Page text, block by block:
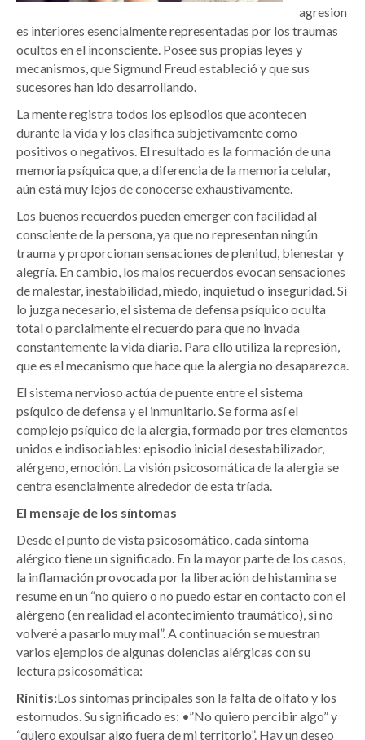
agresion
es interiores esencialmente representadas por los traumas
ocultos en el inconsciente. Posee sus propias leyes y
mecanismos, que Sigmund Freud estableció y que sus
sucesores han ido desarrollando.
La mente registra todos los episodios que acontecen
durante la vida y los clasifica subjetivamente como
positivos o negativos. El resultado es la formación de una
memoria psíquica que, a diferencia de la memoria celular,
aún está muy lejos de conocerse exhaustivamente.
Los buenos recuerdos pueden emerger con facilidad al
consciente de la persona, ya que no representan ningún
trauma y proporcionan sensaciones de plenitud, bienestar y
alegría. En cambio, los malos recuerdos evocan sensaciones
de malestar, inestabilidad, miedo, inquietud o inseguridad. Si
lo juzga necesario, el sistema de defensa psíquico oculta
total o parcialmente el recuerdo para que no invada
constantemente la vida diaria. Para ello utiliza la represión,
que es el mecanismo que hace que la alergia no desaparezca.
El sistema nervioso actúa de puente entre el sistema
psíquico de defensa y el inmunitario. Se forma así el
complejo psíquico de la alergia, formado por tres elementos
unidos e indisociables: episodio inicial desestabilizador,
alérgeno, emoción. La visión psicosomática de la alergia se
centra esencialmente alrededor de esta tríada.
El mensaje de los síntomas
Desde el punto de vista psicosomático, cada síntoma
alérgico tiene un significado. En la mayor parte de los casos,
la inflamación provocada por la liberación de histamina se
resume en un “no quiero o no puedo estar en contacto con el
alérgeno (en realidad el acontecimiento traumático), si no
volveré a pasarlo muy mal”. A continuación se muestran
varios ejemplos de algunas dolencias alérgicas con su
lectura psicosomática:
Rinitis:Los síntomas principales son la falta de olfato y los
estornudos. Su significado es: •”No quiero percibir algo” y
“quiero expulsar algo fuera de mi territorio”. Hay un deseo